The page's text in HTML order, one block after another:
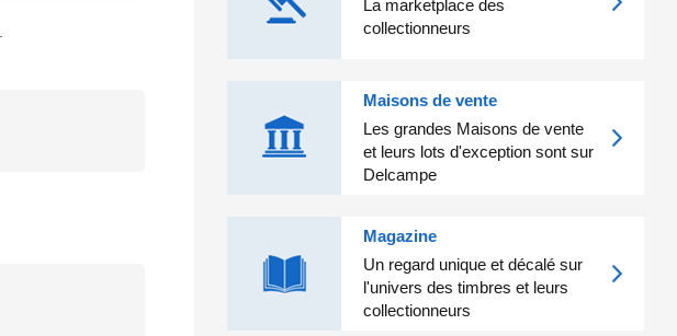
La marketplace des
collectionneurs
Maisons de vente
Les grandes Maisons de vente
et leurs lots d'exception sont sur
Delcampe
Magazine
Un regard unique et décalé sur
l'univers des timbres et leurs
collectionneurs